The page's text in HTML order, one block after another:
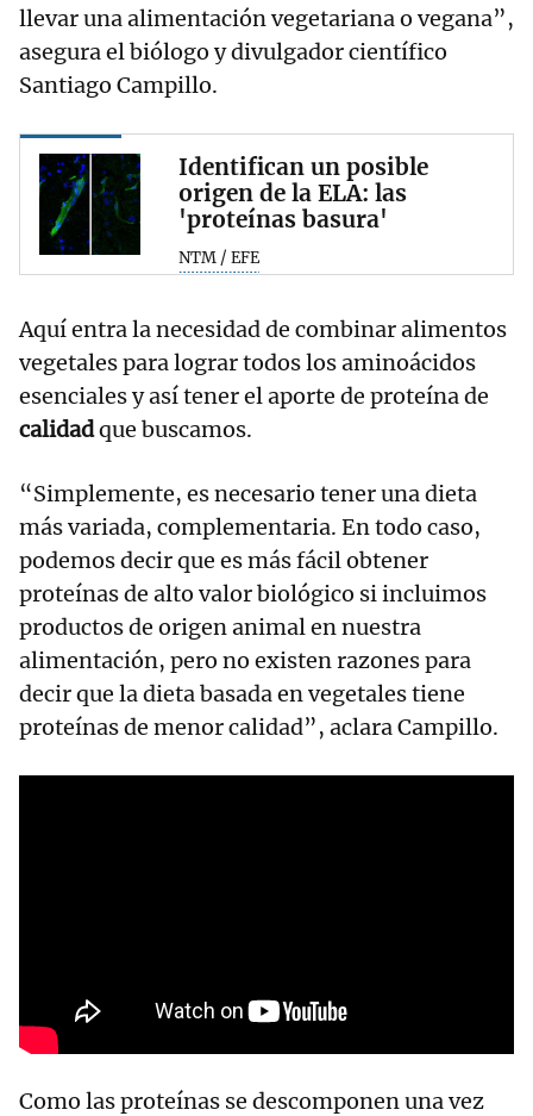
llevar una alimentación vegetariana o vegana”,
asegura el biólogo y divulgador científico
Santiago Campillo.
Identifican un posible
origen de la ELA: las
'proteínas basura'
NTM / EFE
Aquí entra la necesidad de combinar alimentos
vegetales para lograr todos los aminoácidos
esenciales y así tener el aporte de proteína de
calidadque buscamos.
“Simplemente, es necesario tener una dieta
más variada, complementaria. En todo caso,
podemos decir que es más fácil obtener
proteínas de alto valor biológico si incluimos
productos de origen animal en nuestra
alimentación, pero no existen razones para
decir que la dieta basada en vegetales tiene
proteínas de menor calidad”, aclara Campillo.
Como las proteínas se descomponen una vez